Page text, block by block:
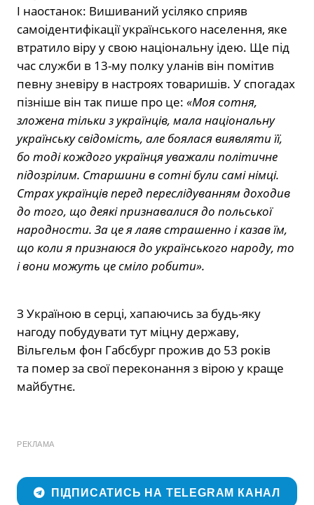
І наостанок: Вишиваний усіляко сприяв
самоідентифікації українського населення, яке
втратило віру у свою національну ідею. Ще під
час служби в 13-му полку уланів він помітив
певну зневіру в настроях товаришів. У спогадах
пізніше він так пише про це: «Моя сотня,
зложена тільки з українців, мала національну
українську свідомість, але боялася виявляти її,
бо тоді кождого українця уважали політичне
підозрілим. Старшини в сотні були самі німці.
Страх українців перед переслідуванням доходив
до того, що деякі признавалися до польської
народности. За це я лаяв страшенно і казав їм,
що коли я признаюся до українського народу, то
і вони можуть це сміло робити».
З Україною в серці, хапаючись за будь-яку
нагоду побудувати тут міцну державу,
Вільгельм фон Габсбург прожив до 53 років
та помер за свої переконання з вірою у краще
майбутнє.
РЕКЛАМА
ПІДПИСАТИСЬ НА TELEGRAM КАНАЛ